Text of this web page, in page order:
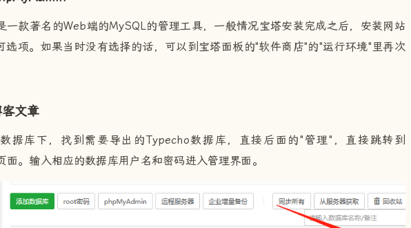
一款著名的Web端的MySQL的管理工具，一般情况宝塔安装完成之后，安装网站
选项。如果当时没有选择的话，可以到宝塔面板的"软件商店"的"运行环境"里再次
文章
据库下，找到需要导出的Typecho数据库，直接后面的"管理"，直接跳转到
。输入相应的数据库用户名和密码进入管理界面。